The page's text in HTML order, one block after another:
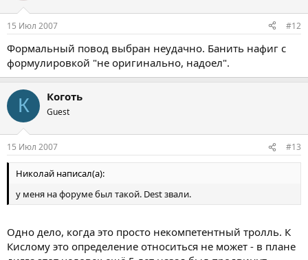
15 Июл 2007 #12
Формальный повод выбран неудачно. Банить нафиг с
формулировкой "не оригинально, надоел".
К Коготь
Guest
15 Июл 2007 #13
Николай написал(а):
у меня на форуме был такой. Dest звали.
Одно дело, когда это просто некомпетентный тролль. К
Кислому это определение относиться не может - в плане